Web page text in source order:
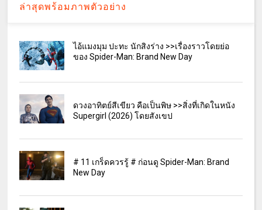
ล่าสุดพร้อมภาพตัวอย่าง
ไอ้แมงมุม ปะทะ นักสิงร่าง >>เรื่องราวโดยย่อ
ของ Spider-Man: Brand New Day
ดวงอาทิตย์สีเขียว คือเป็นพิษ >>สิ่งที่เกิดในหนัง
Supergirl (2026) โดยสังเขป
# 11 เกร็ดควรรู้ # ก่อนดู Spider-Man: Brand
New Day